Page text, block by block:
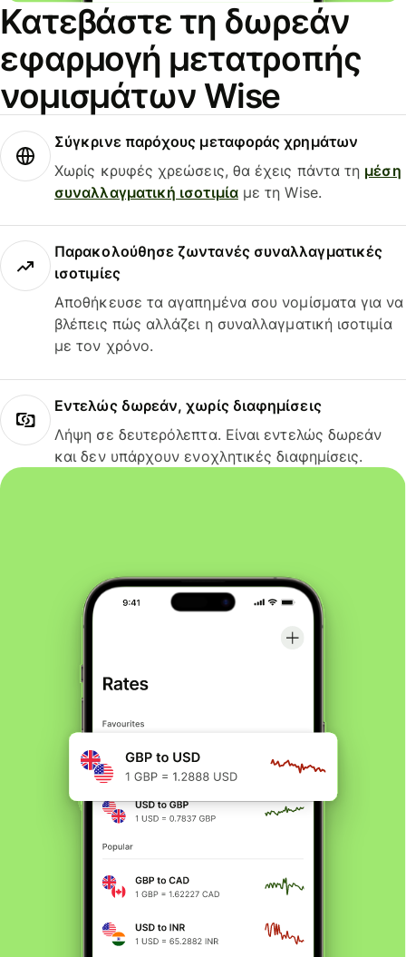
Κατεβάστε τη δωρεάν
εφαρμογή μετατροπής
νομισμάτων Wise
Σύγκρινε παρόχους μεταφοράς χρημάτων
Χωρίς κρυφές χρεώσεις, θα έχεις πάντα τη μέση
συναλλαγματική ισοτιμίαμε τη Wise.
Παρακολούθησε ζωντανές συναλλαγματικές
ισοτιμίες
Αποθήκευσε τα αγαπημένα σου νομίσματα για να
βλέπεις πώς αλλάζει η συναλλαγματική ισοτιμία
με τον χρόνο.
Εντελώς δωρεάν, χωρίς διαφημίσεις
Λήψη σε δευτερόλεπτα. Είναι εντελώς δωρεάν
και δεν υπάρχουν ενοχλητικές διαφημίσεις.